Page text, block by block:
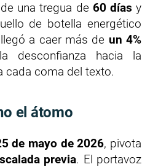
una tregua de 60 días y
de botella energético
a caer más de un 4%
desconfianza hacia la
cada coma del texto.
el átomo
de mayo de 2026, pivota
previa. El portavoz